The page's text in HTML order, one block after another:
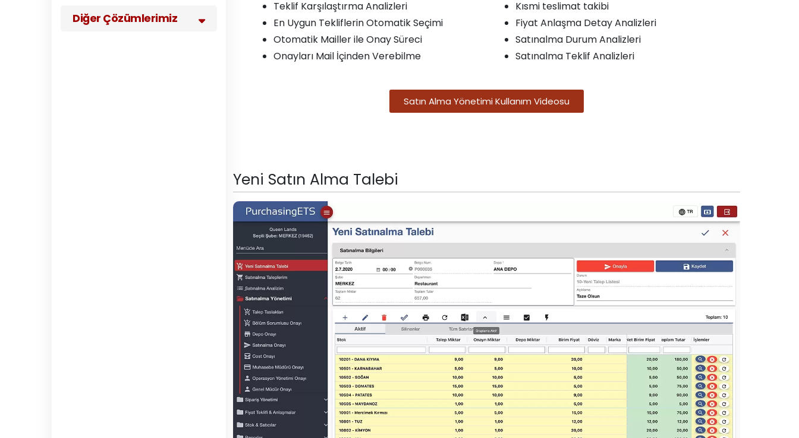
Diğer Çözümlerimiz
Teklif Karşılaştırma Analizleri
En Uygun Tekliflerin Otomatik Seçimi
Otomatik Mailler ile Onay Süreci
Onayları Mail İçinden Verebilme
Kısmi teslimat takibi
Fiyat Anlaşma Detay Analizleri
Satınalma Durum Analizleri
Satınalma Teklif Analizleri
Satın Alma Yönetimi Kullanım Videosu
Yeni Satın Alma Talebi